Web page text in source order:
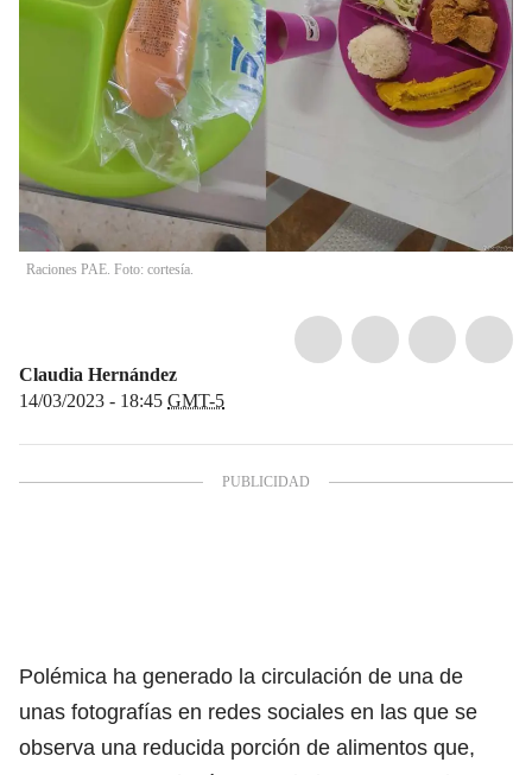
Raciones PAE. Foto: cortesía.
Claudia Hernández
14/03/2023 - 18:45 GMT-5
Polémica ha generado la circulación de una de
unas fotografías en redes sociales en las que se
observa una reducida porción de alimentos que,